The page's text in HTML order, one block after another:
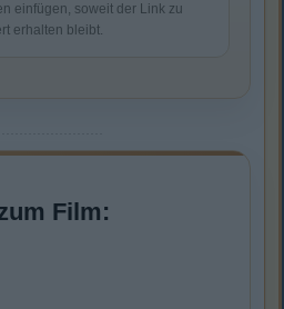
einfügen, soweit der Link zu
erhalten bleibt.
Film: